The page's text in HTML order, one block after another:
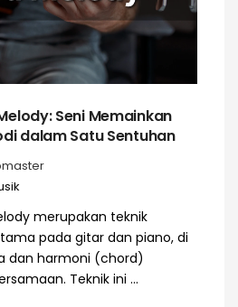
Seni Memainkan
dalam Satu Sentuhan
merupakan teknik
pada gitar dan piano, di
dan harmoni (chord)
Teknik ini ...